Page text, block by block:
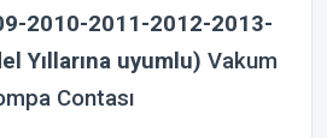
2010-2011-2012-2013-
Yıllarına uyumlu) Vakum
Contası